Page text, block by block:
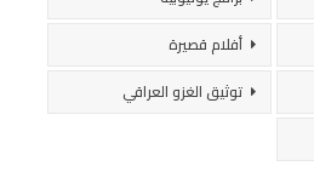
أفلام قصيرة
توثيق الغزو العراقي